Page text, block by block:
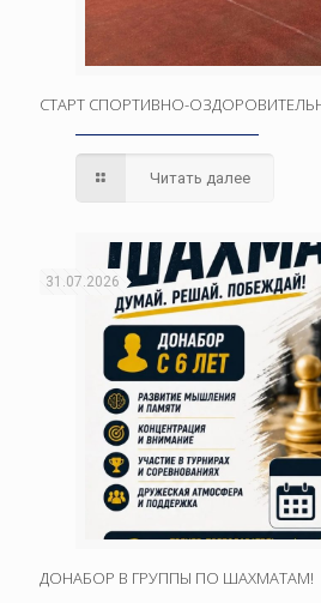
СТАРТ СПОРТИВНО-
Читать далее
31.07.2026
ДОНАБОР В ГРУППЫ ПО ШАХМАТАМ!